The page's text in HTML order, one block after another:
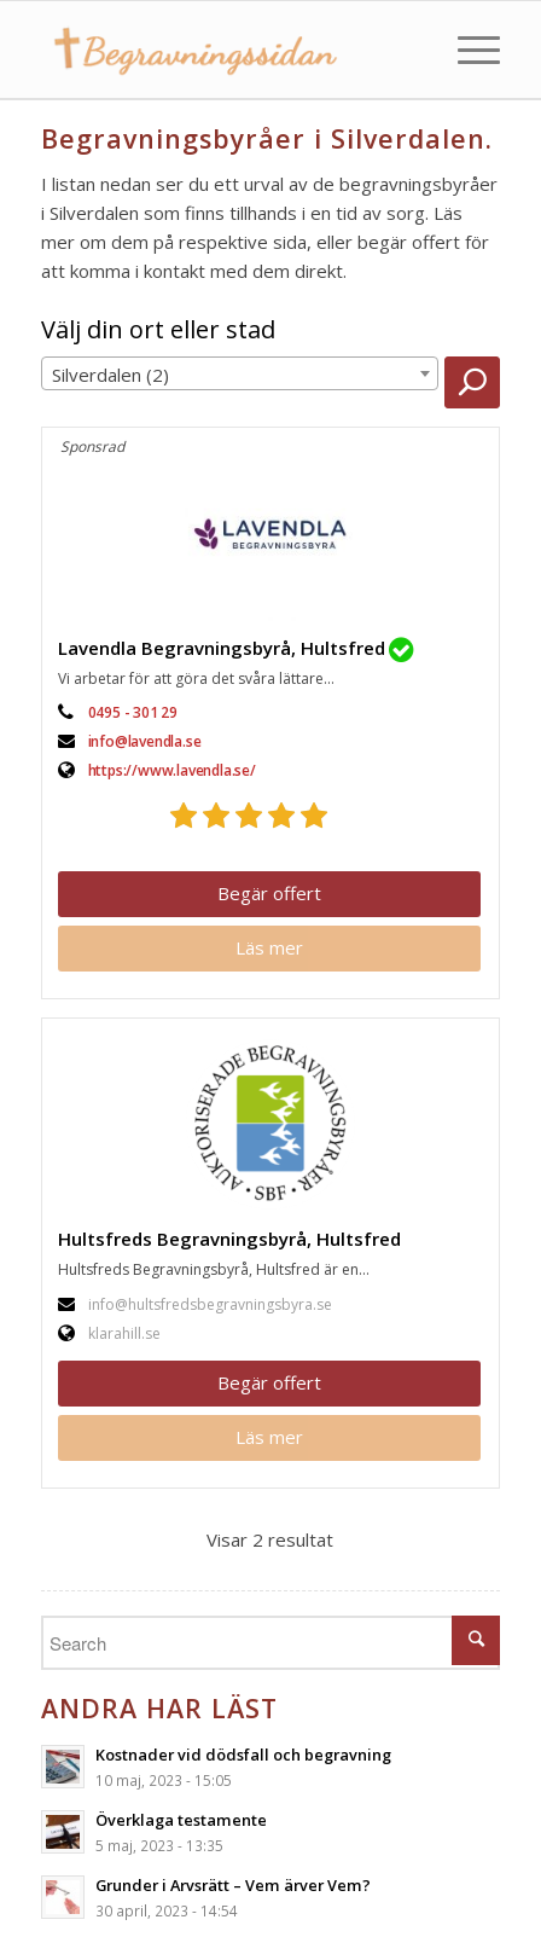
Begravningsbyråer i Silverdalen.
I listan nedan ser du ett urval av de begravningsbyråer
i Silverdalen som finns tillhands i en tid av sorg. Läs
mer om dem på respektive sida, eller begär offert för
att komma i kontakt med dem direkt.
Välj din ort eller stad
Silverdalen (2)
Sponsrad
Lavendla Begravningsbyrå, Hultsfred
Vi arbetar för att göra det svåra lättare...
0495 - 301 29
info@lavendla.se
https://www.lavendla.se/
Begär offert
Läs mer
Hultsfreds Begravningsbyrå, Hultsfred
Hultsfreds Begravningsbyrå, Hultsfred är en...
info@hultsfredsbegravningsbyra.se
klarahill.se
Begär offert
Läs mer
Visar 2 resultat
ANDRA HAR LÄST
Kostnader vid dödsfall och begravning
10 maj, 2023 - 15:05
Överklaga testamente
5 maj, 2023 - 13:35
Grunder i Arvsrätt – Vem ärver Vem?
30 april, 2023 - 14:54